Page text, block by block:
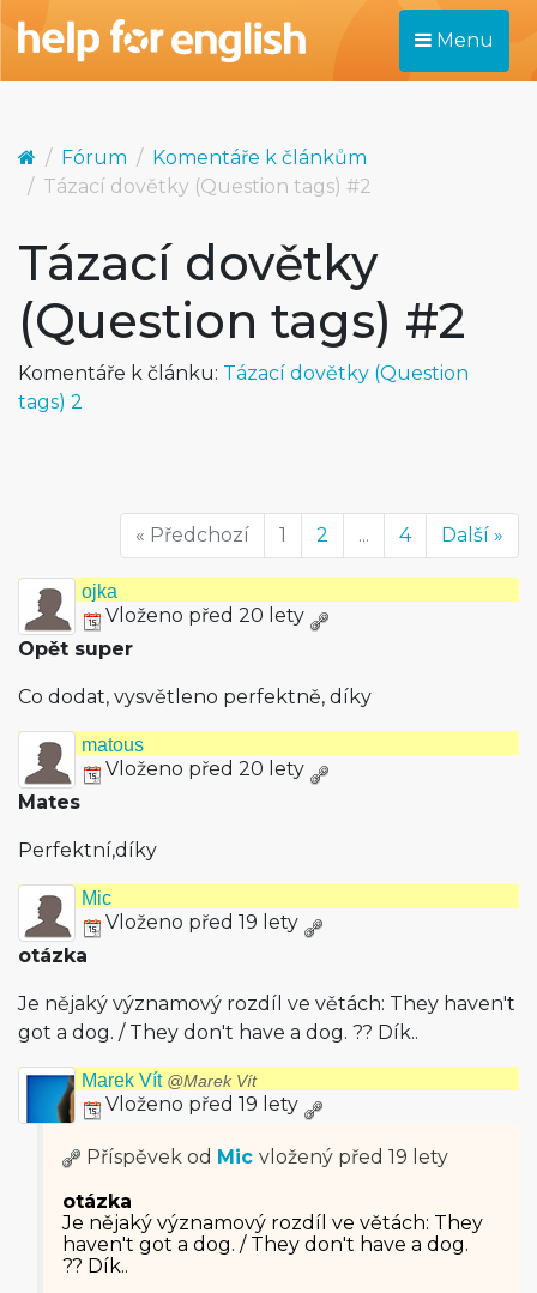
Menu
Fórum
Komentáře k článkům
Tázací dovětky (Question tags) #2
Tázací dovětky
(Question tags) #2
Komentáře k článku: Tázací dovětky (Question
tags) 2
« Předchozí 1 2 ... 4 Další »
ojka
Vloženo před 20 lety
Opět super
Co dodat, vysvětleno perfektně, díky
matous
Vloženo před 20 lety
Mates
Perfektní,díky
Mic
Vloženo před 19 lety
otázka
Je nějaký významový rozdíl ve větách: They haven't
got a dog. / They don't have a dog. ?? Dík..
Marek Vít @Marek Vít
Vloženo před 19 lety
Příspěvek od Mic vložený před 19 lety
otázka
Je nějaký významový rozdíl ve větách: They
haven't got a dog. / They don't have a dog.
?? Dík..